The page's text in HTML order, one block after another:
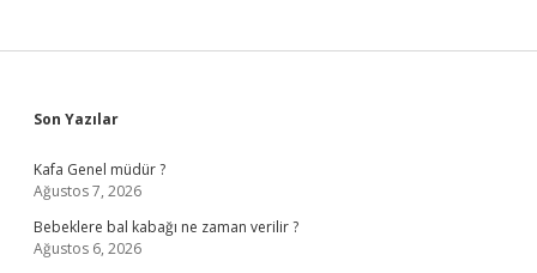
Sidebar
Son Yazılar
Kafa Genel müdür ?
Ağustos 7, 2026
Bebeklere bal kabağı ne zaman verilir ?
Ağustos 6, 2026